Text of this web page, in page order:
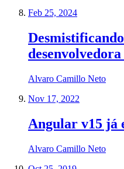
Feb 25, 2024
Alvaro Camillo Neto
Nov 17, 2022
Angular v15 já
Alvaro Camillo Neto